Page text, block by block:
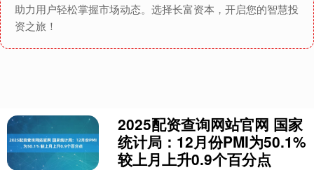
助力用户轻松掌握市场动态。选择长富资本，开启您的智慧投
资之旅！
2025配资查询网站官网 国家
统计局：12月份PMI为50.1%
较上月上升0.9个百分点